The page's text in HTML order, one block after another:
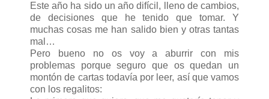
Este año ha sido un año difícil, lleno de cambios,
de decisiones que he tenido que tomar. Y
muchas cosas me han salido bien y otras tantas
mal…
Pero bueno no os voy a aburrir con mis
problemas porque seguro que os quedan un
montón de cartas todavía por leer, así que vamos
con los regalitos: